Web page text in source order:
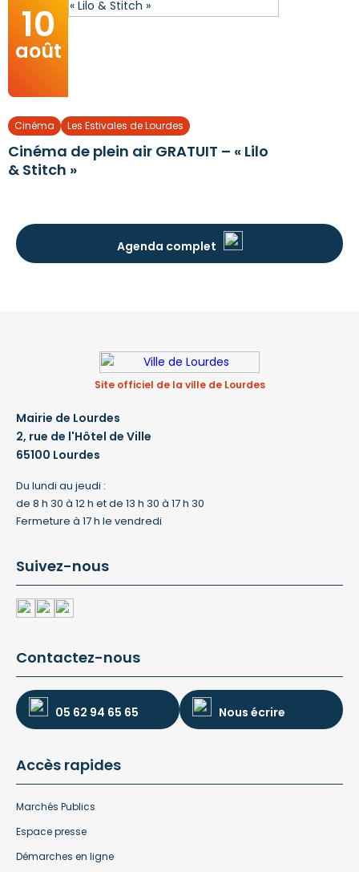
10
août
Cinéma Les Estivales de Lourdes
Cinéma de plein air GRATUIT – « Lilo
& Stitch »
Agenda complet
Site officiel de la ville de Lourdes
Mairie de Lourdes
2, rue de l'Hôtel de Ville
65100 Lourdes
Du lundi au jeudi :
de 8 h 30 à 12 h et de 13 h 30 à 17 h 30
Fermeture à 17 h le vendredi
Suivez-nous
Contactez-nous
05 62 94 65 65 Nous écrire
Accès rapides
Marchés Publics
Espace presse
Démarches en ligne